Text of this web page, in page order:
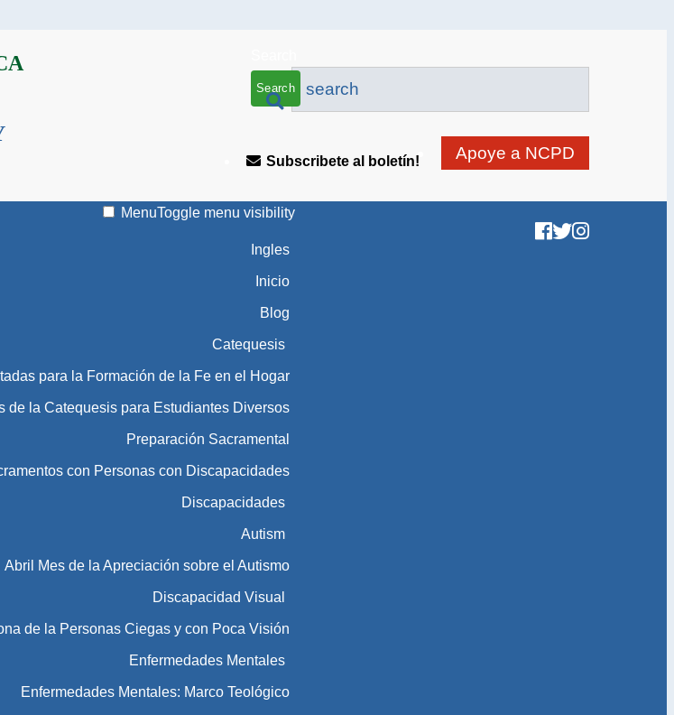
Apoye a NCPD
Subscribete al boletín!
MenuToggle menu visibility
Ingles
Inicio
Blog
Catequesis
para la Formación de la Fe en el Hogar
de la Catequesis para Estudiantes Diversos
Preparación Sacramental
con Personas con Discapacidades
Discapacidades
Autism
Abril Mes de la Apreciación sobre el Autismo
Discapacidad Visual
de la Personas Ciegas y con Poca Visión
Enfermedades Mentales
Enfermedades Mentales: Marco Teológico